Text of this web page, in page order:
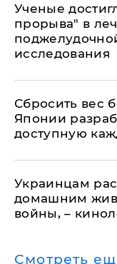
Ученые
прорыва" в
исследования
Сбросить вес
Японии
доступную
Украинцам
домашним
войны, –
Смотреть